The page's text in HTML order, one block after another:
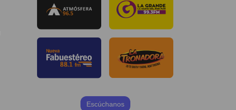
Escúchanos